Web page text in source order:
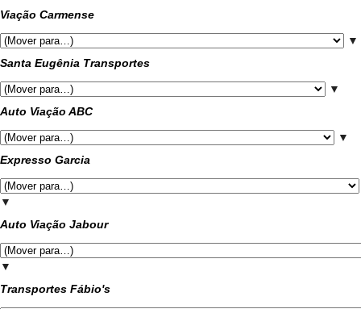
Viação Carmense
▼
Santa Eugênia Transportes
▼
Auto Viação ABC
▼
Expresso Garcia
▼
Auto Viação Jabour
▼
Transportes Fábio's